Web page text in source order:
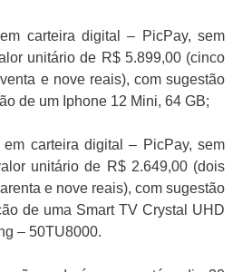
carteira digital – PicPay, sem
unitário de R$ 5.899,00 (cinco
e nove reais), com sugestão
de um Iphone 12 Mini, 64 GB;
carteira digital – PicPay, sem
unitário de R$ 2.649,00 (dois
e nove reais), com sugestão
de uma Smart TV Crystal UHD
– 50TU8000.